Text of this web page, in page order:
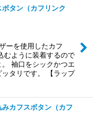
タン（カフリンク
ーを使用したカフ
むように装着するので
袖口をシックかつエ
タリです。 【ラップ
カフスボタン（カフ